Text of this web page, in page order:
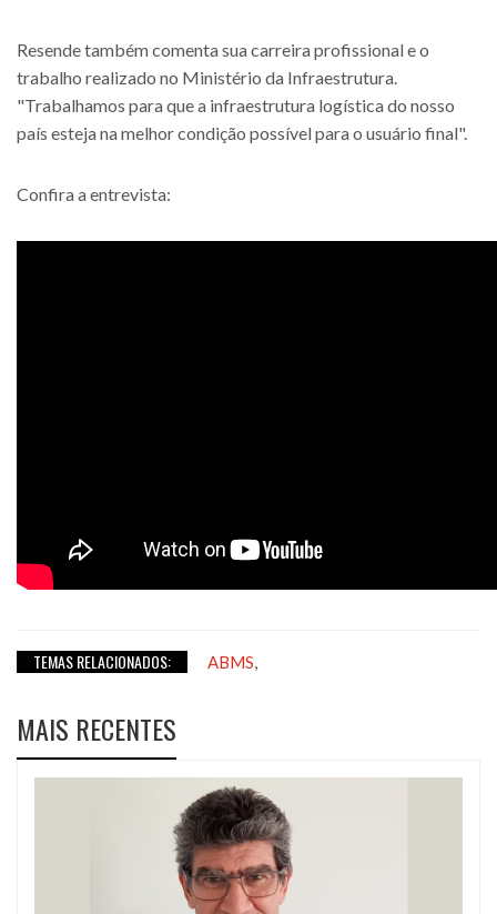
Resende também comenta sua carreira profissional e o
trabalho realizado no Ministério da Infraestrutura.
"Trabalhamos para que a infraestrutura logística do nosso
país esteja na melhor condição possível para o usuário final".
Confira a entrevista:
TEMAS RELACIONADOS: ABMS
MAIS RECENTES